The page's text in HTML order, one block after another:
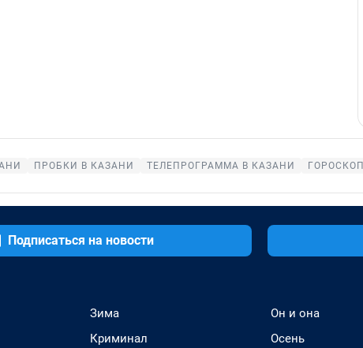
ПРОБКИ В КАЗАНИ ТЕЛЕПРОГРАММА В КАЗАНИ ГОРОСКОП
Подписаться на новости
Зима
Криминал
Он и она
Осень